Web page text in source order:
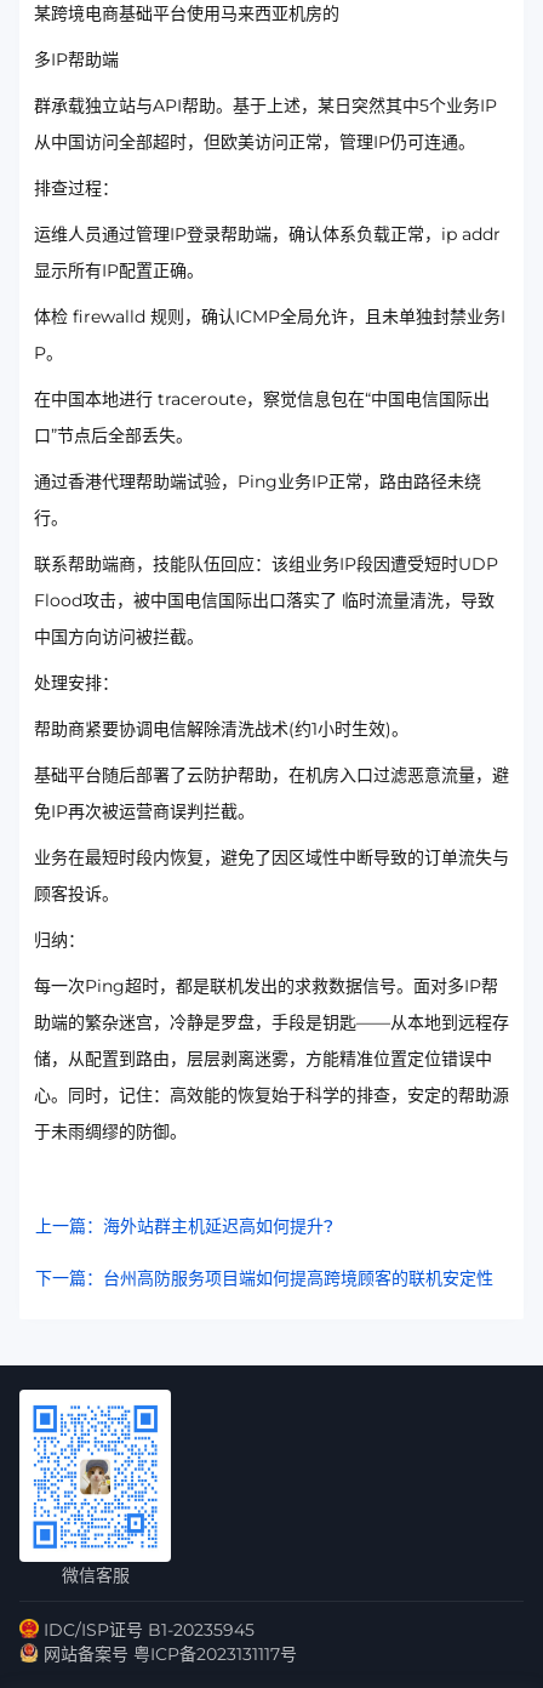
某跨境电商基础平台使用马来西亚机房的
多IP帮助端
群承载独立站与API帮助。基于上述，某日突然其中5个业务IP
从中国访问全部超时，但欧美访问正常，管理IP仍可连通。
排查过程：
运维人员通过管理IP登录帮助端，确认体系负载正常，ip addr
显示所有IP配置正确。
体检 firewalld 规则，确认ICMP全局允许，且未单独封禁业务I
P。
在中国本地进行 traceroute，察觉信息包在“中国电信国际出
口”节点后全部丢失。
通过香港代理帮助端试验，Ping业务IP正常，路由路径未绕
行。
联系帮助端商，技能队伍回应：该组业务IP段因遭受短时UDP
Flood攻击，被中国电信国际出口落实了 临时流量清洗，导致
中国方向访问被拦截。
处理安排：
帮助商紧要协调电信解除清洗战术(约1小时生效)。
基础平台随后部署了云防护帮助，在机房入口过滤恶意流量，避
免IP再次被运营商误判拦截。
业务在最短时段内恢复，避免了因区域性中断导致的订单流失与
顾客投诉。
归纳：
每一次Ping超时，都是联机发出的求救数据信号。面对多IP帮
助端的繁杂迷宫，冷静是罗盘，手段是钥匙——从本地到远程存
储，从配置到路由，层层剥离迷雾，方能精准位置定位错误中
心。同时，记住：高效能的恢复始于科学的排查，安定的帮助源
于未雨绸缪的防御。
上一篇：海外站群主机延迟高如何提升?
下一篇：台州高防服务项目端如何提高跨境顾客的联机安定性
微信客服
IDC/ISP证号 B1-20235945
网站备案号 粤ICP备2023131117号